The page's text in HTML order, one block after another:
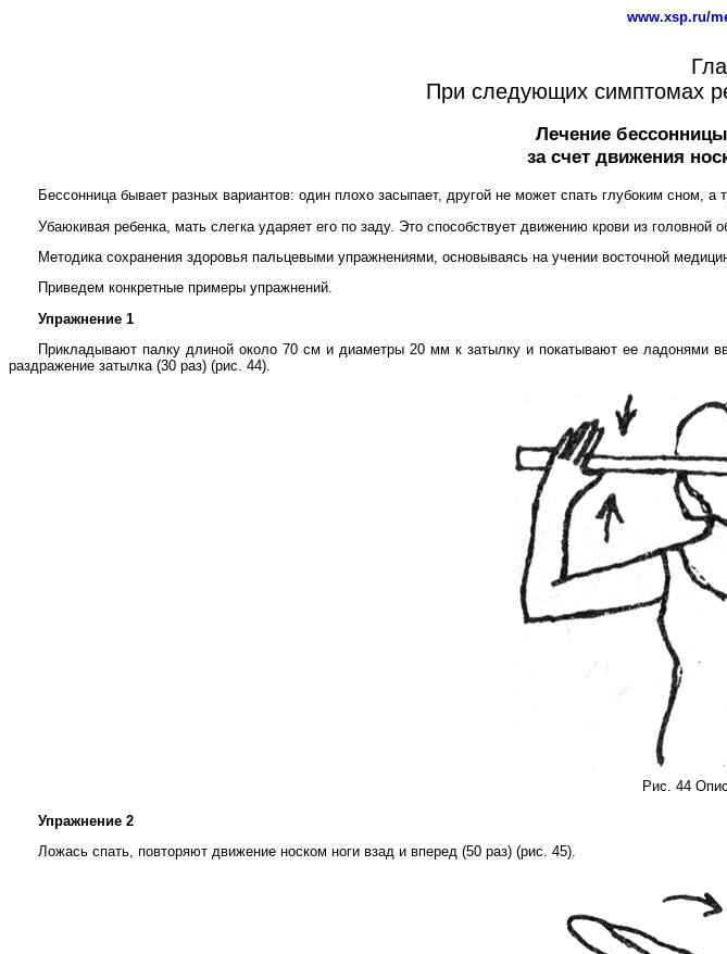
www.xsp.ru/
При следующих симптомах
Лечение
за счет движения
Бессонница бывает разных вариантов: один плохо засыпает, другой не может спать глубоким
Убаюкивая ребенка, мать слегка ударяет его по заду. Это способствует движению крови из головной
Методика сохранения здоровья пальцевыми упражнениями, основываясь на учении восточной
Приведем конкретные примеры упражнений.
Упражнение 1
Прикладывают палку длиной около 70 см и диаметры 20 мм к затылку и покатывают ее ладонями
раздражение затылка (30 раз) (рис. 44).
Рис. 44
Упражнение 2
Ложась спать, повторяют движение носком ноги взад и вперед (50 раз) (рис. 45).